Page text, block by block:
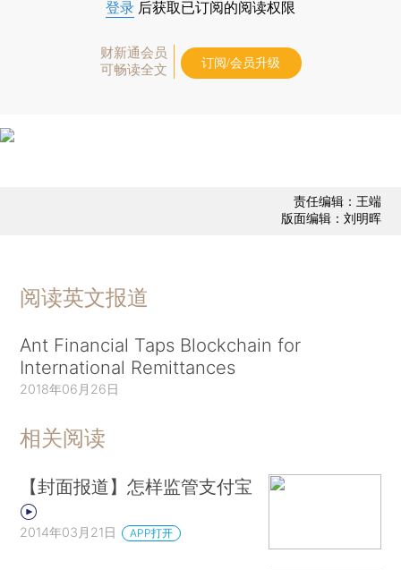
登录 后获取已订阅的阅读权限
财新通会员
可畅读全文
订阅/会员升级
责任编辑：王端
版面编辑：刘明晖
阅读英文报道
Ant Financial Taps Blockchain for
International Remittances
2018年06月26日
相关阅读
【封面报道】怎样监管支付宝
2014年03月21日 APP打开